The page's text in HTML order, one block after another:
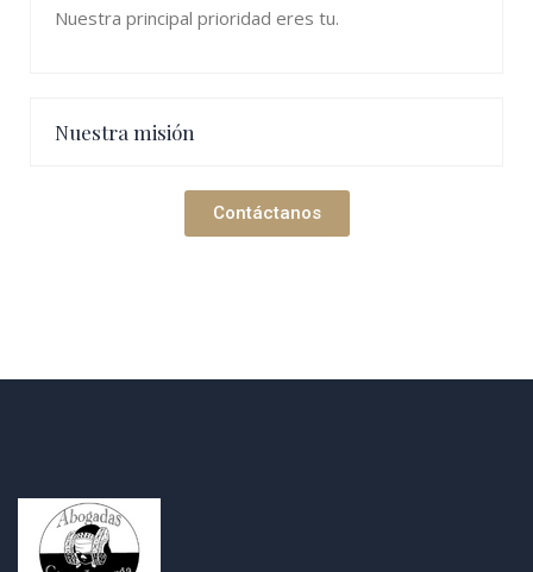
Nuestra principal prioridad eres tu.
Nuestra misión
Contáctanos